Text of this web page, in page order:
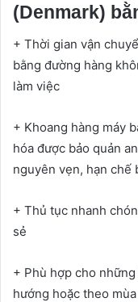
(Denmark)
+ Thời gian vận
bằng đường hàng
làm việc
+ Khoang hàng máy
hóa được bảo quản
nguyên vẹn, hạn chế
+ Thủ tục nhanh
sẻ
+ Phù hợp cho
hướng hoặc theo